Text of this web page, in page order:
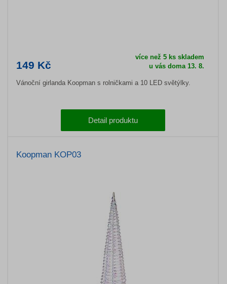
149 Kč
více než 5 ks skladem
u vás doma 13. 8.
Vánoční girlanda Koopman s rolničkami a 10 LED světýlky.
Detail produktu
Koopman KOP03